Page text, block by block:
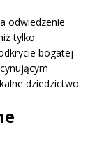
odwiedzenie
tylko
bogatej
dziedzictwo.